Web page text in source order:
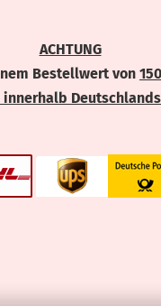
ACHTUNG
Bestellwert von
Deutschlands